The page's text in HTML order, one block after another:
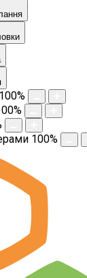
100%
%
100%